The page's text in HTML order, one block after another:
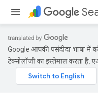
Google आपकी पसंदीदा भाषा में
टेक्नोलॉजी का इस्तेमाल करता है.